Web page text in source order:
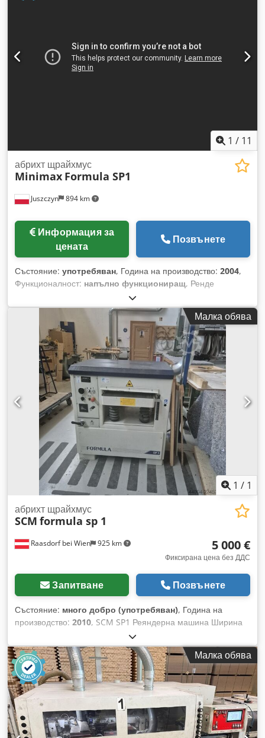
1 / 11
Juszczyn 894 km
абрихт щрайхмус
Minimax Formula SP1
Информация за
цената
Позвънете
Състояние: употребяван, Година на производство: 2004,
Функционалност: напълно функциониращ, Ренде
Minimax Formula SP1 Ширина на обработка: 520 мм
Височина на обработка: 250 мм Dedpfx Ajzlqfxodkjkr
Електрическо повдигане и спускане на работната маса
Валяк с 4 ножа Традиционни ножове Ролки в работната
маса 4 скорости на подаване: 5/8/12/18 м/мин Основен
двигател с мощност 5,5 kW Година на производство: 2004
Малка обява
1 / 1
Raasdorf bei Wien 925 km
абрихт щрайхмус
SCM formula sp 1
5 000 €
Фиксирана цена без ДДС
Запитване Позвънете
Състояние: много добро (употребяван), Година на
производство: 2010, SCM SP1 Реяндерна машина Ширина
на обработка: 520 мм Височина на обработка: 250 мм
Dksdpfx Adozqhfmokor Електрично регулиране на
височината на работната маса Реяндерна глава с 4 ножа 4
скорости на подаване: 5/8/12/18 м/мин Основен двигател с
мощност 5,5 kW Година на производство: 2010
Малка обява